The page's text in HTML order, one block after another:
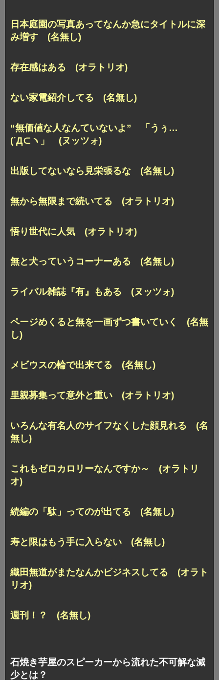
日本庭園の写真あってなんか急にタイトルに深
み増す (名無し)
存在感はある (オラトリオ)
ない家電紹介してる (名無し)
“無価値な人なんていないよ” 「うぅ…
(´Д⊂ヽ」 (ヌッツォ)
出版してないなら見栄張るな (名無し)
無から無限まで続いてる (オラトリオ)
悟り世代に人気 (オラトリオ)
無と犬っていうコーナーある (名無し)
ライバル雑誌『有』もある (ヌッツォ)
ページめくると無を一画ずつ書いていく (名無
し)
メビウスの輪で出来てる (名無し)
里親募集って意外と重い (オラトリオ)
いろんな有名人のサイフなくした顔見れる (名
無し)
これもゼロカロリーなんですか～ (オラトリ
オ)
続編の「駄」ってのが出てる (名無し)
寿と限はもう手に入らない (名無し)
織田無道がまたなんかビジネスしてる (オラト
リオ)
週刊！？ (名無し)
石焼き芋屋のスピーカーから流れた不可解な減
少とは？